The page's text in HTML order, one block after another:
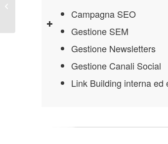
Campagna SEO
Gestione SEM
Gestione Newsletters
Gestione Canali Social
Link Building interna ed